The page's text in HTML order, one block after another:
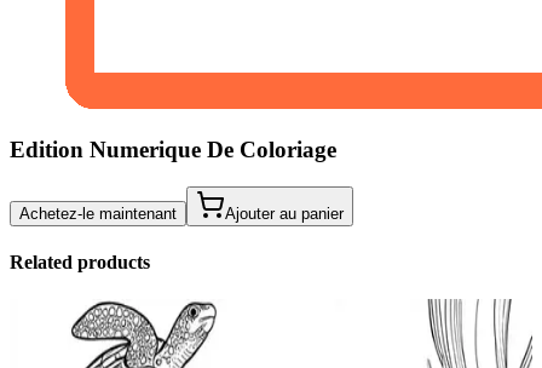
Edition Numerique De Coloriage
Achetez-le maintenant Ajouter au panier
Related products
Add to wishlist Quick view